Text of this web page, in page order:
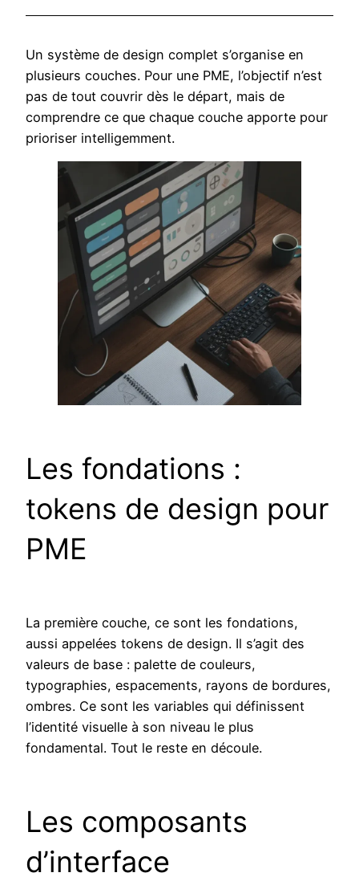
Un système de design complet s’organise en
plusieurs couches. Pour une PME, l’objectif n’est
pas de tout couvrir dès le départ, mais de
comprendre ce que chaque couche apporte pour
prioriser intelligemment.
Les fondations :
tokens de design pour
PME
La première couche, ce sont les fondations,
aussi appelées tokens de design. Il s’agit des
valeurs de base : palette de couleurs,
typographies, espacements, rayons de bordures,
ombres. Ce sont les variables qui définissent
l’identité visuelle à son niveau le plus
fondamental. Tout le reste en découle.
Les composants
d’interface